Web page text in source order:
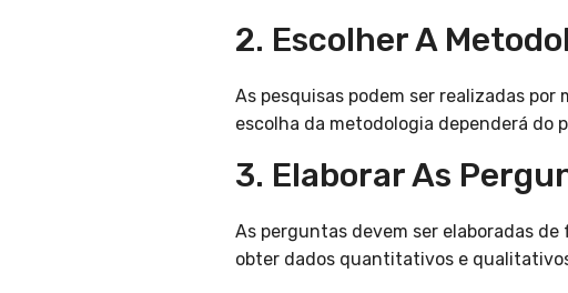
2. Escolher A
As pesquisas podem ser realizadas
escolha da metodologia dependerá do
3. Elaborar As
As perguntas devem ser elaboradas
obter dados quantitativos e